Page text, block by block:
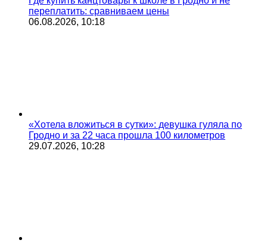
переплатить: сравниваем цены
06.08.2026, 10:18
«Хотела вложиться в сутки»: девушка гуляла по
Гродно и за 22 часа прошла 100 километров
29.07.2026, 10:28